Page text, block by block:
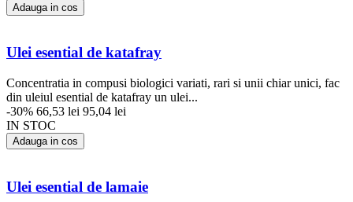
Adauga in cos
Ulei esential de katafray
Concentratia in compusi biologici variati, rari si unii chiar unici, fac
din uleiul esential de katafray un ulei...
-30% 66,53 lei 95,04 lei
IN STOC
Adauga in cos
Ulei esential de lamaie